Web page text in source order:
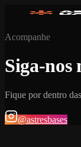
Acompanhe
Siga-nos
Fique por dentro
@astresbases